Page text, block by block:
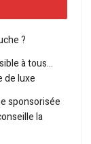
?
à tous…
de luxe
sponsorisée
la